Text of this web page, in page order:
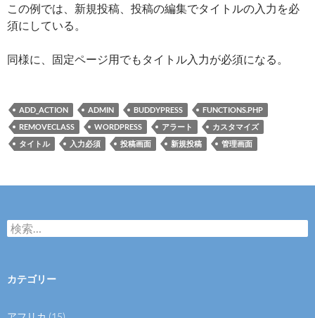
この例では、新規投稿、投稿の編集でタイトルの入力を必
須にしている。
同様に、固定ページ用でもタイトル入力が必須になる。
ADD_ACTION ADMIN BUDDYPRESS
FUNCTIONS.PHP
REMOVECLASS
WORDPRESS アラート
カスタマイズ
タイトル
入力必須 投稿画面 新規投稿 管理画面
検
索
カテゴリー